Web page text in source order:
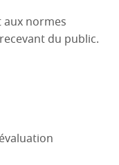
normes
du public.